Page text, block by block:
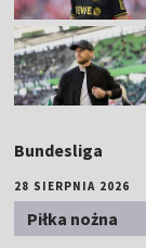
Bundesliga
28 SIERPNIA 2026
Piłka nożna